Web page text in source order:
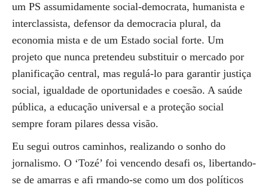
um PS assumidamente social-democrata, humanista e
interclassista, defensor da democracia plural, da
economia mista e de um Estado social forte. Um
projeto que nunca pretendeu substituir o mercado por
planificação central, mas regulá-lo para garantir justiça
social, igualdade de oportunidades e coesão. A saúde
pública, a educação universal e a proteção social
sempre foram pilares dessa visão.
Eu segui outros caminhos, realizando o sonho do
jornalismo. O ‘Tozé’ foi vencendo desafi os, libertando-
se de amarras e afi rmando-se como um dos políticos